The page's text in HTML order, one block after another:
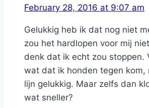
February 28, 2016 at 9:07 am
Gelukkig heb ik dat nog niet
zou het hardlopen voor mij
denk dat ik echt zou stoppen.
wat dat ik honden tegen kom,
lijn gelukkig. Maar zelfs dan
wat sneller?